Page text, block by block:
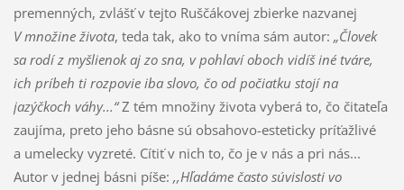
premenných, zvlášť v tejto Ruščákovej zbierke nazvanej
V množine života, teda tak, ako to vníma sám autor: „Človek
sa rodí z myšlienok aj zo sna, v pohlaví oboch vidíš iné tváre,
ich príbeh ti rozpovie iba slovo, čo od počiatku stojí na
jazýčkoch váhy...“Z tém množiny života vyberá to, čo čitateľa
zaujíma, preto jeho básne sú obsahovo-esteticky príťažlivé
a umelecky vyzreté. Cítiť v nich to, čo je v nás a pri nás...
Autor v jednej básni píše: ,,Hľadáme často súvislosti vo